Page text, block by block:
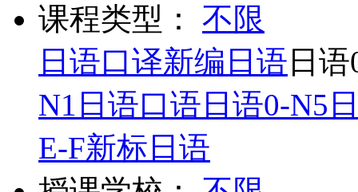
课程类型：
不限
日语口译新编日语 日
N1 日语口语 日语0-N5
E-F新标日语